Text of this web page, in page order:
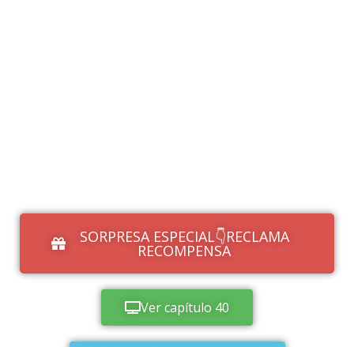
SORPRESA ESPECIAL👇RECLAMA
RECOMPENSA
Ver capítulo 40